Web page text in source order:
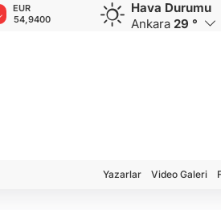
GBP
64,1339
CHF
58,5490
CAD
33,9441
Hava Durumu
Ankara 29 °
Yazarlar Video Galeri